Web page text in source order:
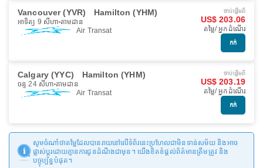
Vancouver (YVR) Hamilton (YHM)
អាទិត្យ 9 សីហា តាមដាន
Air Transat
ចាប់ផ្ដើមពី
US$ 203.06
តម្លៃ/ អ្នកដំណើរ
កក់
Calgary (YYC) Hamilton (YHM)
ចន្ទ 24 សីហា តាមដាន
Air Transat
ចាប់ផ្ដើមពី
US$ 203.19
តម្លៃ/ អ្នកដំណើរ
កក់
សូមចំណាំថាតម្លៃដែលបានរាយនៅលើទំព័រនេះប្រហែលជាមិនទាន់សម័យ និងអាច
ផ្លាស់ប្តូរដោយគ្មានការជូនដំណឹងជាមុន។ យើងខិតខំផ្តល់ព័ត៌មានត្រឹមត្រូវ និង
បច្ចុប្បន្នបំផុត។